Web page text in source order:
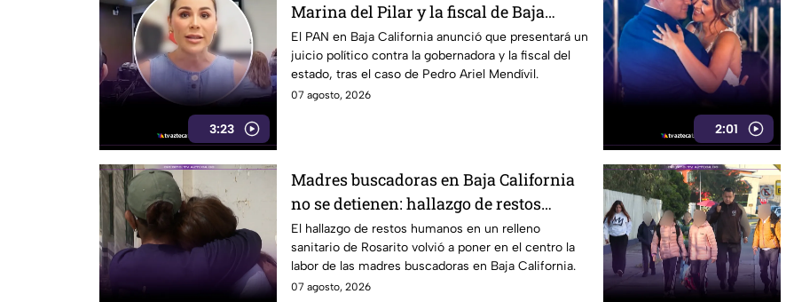
3:23
Marina del Pilar y la fiscal de Baja
California
El PAN en Baja California anunció que presentará un
juicio político contra la gobernadora y la fiscal del
estado, tras el caso de Pedro Ariel Mendívil.
07 agosto, 2026
2:01
Madres buscadoras en Baja California
no se detienen: hallazgo de restos
humanos reaviva la preocupación
El hallazgo de restos humanos en un relleno
sanitario de Rosarito volvió a poner en el centro la
labor de las madres buscadoras en Baja California.
07 agosto, 2026